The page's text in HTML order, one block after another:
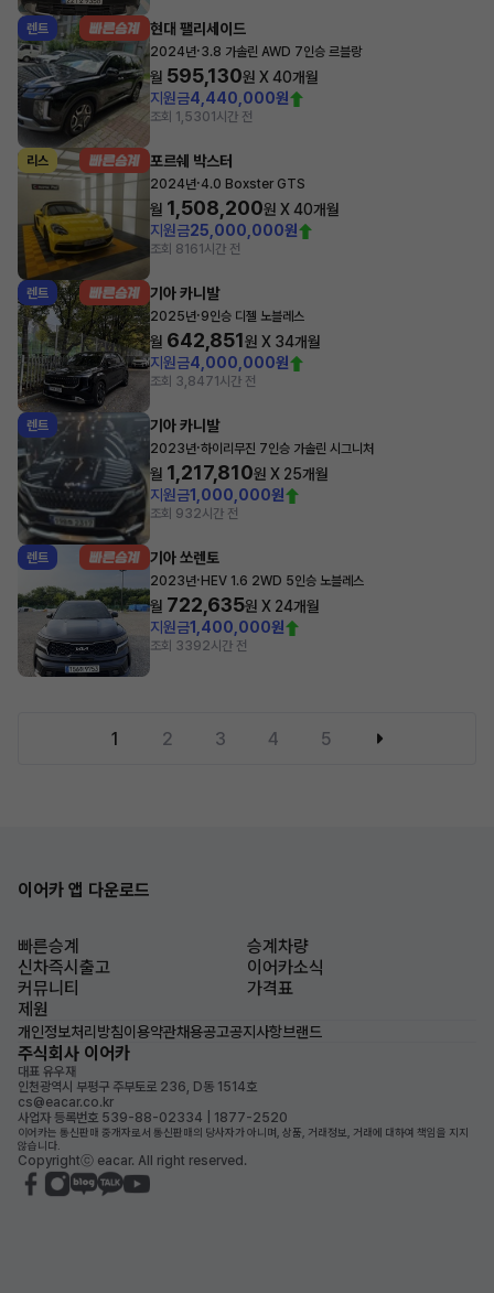
렌트 현대 팰리세이드
2024년·3.8 가솔린 AWD 7인승 르블랑
월 595,130원 X40개월
지원금4,440,000원
조회 1,5301시간 전
리스 포르쉐 박스터
2024년·4.0 Boxster GTS
월 1,508,200원 X40개월
지원금25,000,000원
조회 8161시간 전
렌트 기아 카니발
2025년·9인승 디젤 노블레스
월 642,851원 X 34개월
지원금4,000,000원
조회 3,8471시간 전
렌트 기아 카니발
2023년·하이리무진 7인승 가솔린 시그니처
월 1,217,810원 X 25개월
지원금1,000,000원
조회 932시간 전
렌트 기아 쏘렌토
2023년· HEV 1.6 2WD 5인승 노블레스
월 722,635원 X 24개월
지원금1,400,000원
조회 3392시간 전
1 2 3 4 5
이어카 앱 다운로드
빠른승계
승계차량
신차즉시출고
이어카소식
커뮤니티
가격표
제원
개인정보처리방침이용약관채용공고공지사항브랜드
주식회사 이어카
대표 유우재
인천광역시 부평구 주부토로 236, D동 1514호
cs@eacar.co.kr
사업자 등록번호 539-88-02334 | 1877-2520
이어카는 통신판매 중개자로서 통신판매의 당사자가 아니며, 상품, 거래정보, 거래에 대하여 책임을 지지
않습니다.
Copyrightⓒ eacar. All right reserved.